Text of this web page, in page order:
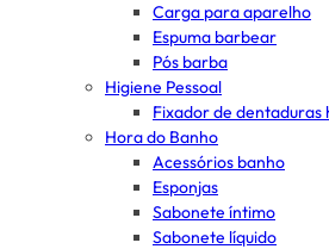
Carga para aparelho
Espuma barbear
Pós barba
Higiene Pessoal
Fixador de dentaduras
Hora do Banho
Acessórios banho
Esponjas
Sabonete íntimo
Sabonete líquido